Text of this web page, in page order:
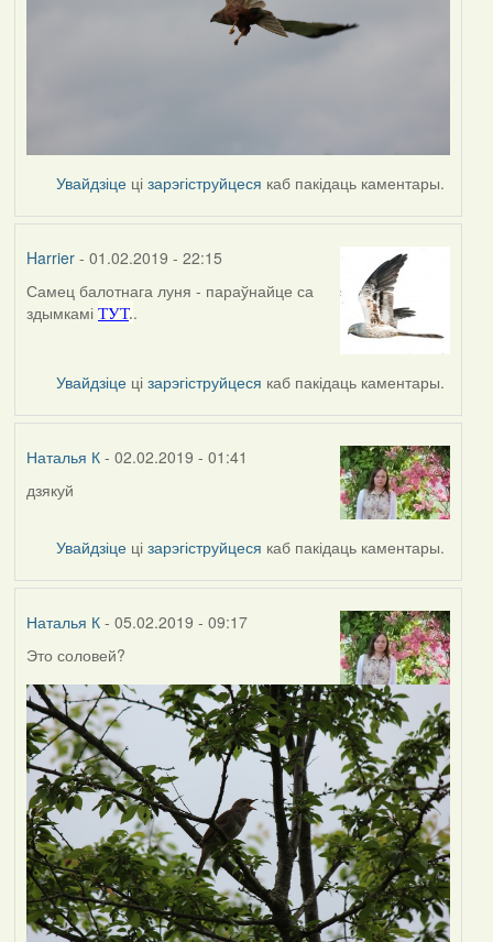
Увайдзіце цізарэгіструйцеся каб пакідаць каментары.
Harrier- 01.02.2019 - 22:15
In
reply
Наталья
К
Самец балотнага луня - параўнайце са
здымкамі ТУТ..
Увайдзіце цізарэгіструйцеся каб пакідаць каментары.
Наталья К- 02.02.2019 - 01:41
In
Harrier
дзякуй
Увайдзіце цізарэгіструйцеся каб пакідаць каментары.
Наталья К- 05.02.2019 - 09:17
Это соловей?